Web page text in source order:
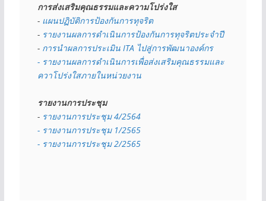
การส่งเสริมคุณธรรมและความโปร่งใส
- แผนปฏิบัติการป้องกันการทุจริต
- รายงานผลการดำเนินการป้องกันการทุจริตประจำปี
- การนำผลการประเมิน ITA ไปสู่การพัฒนาองค์กร
- รายงานผลการดำเนินการเพื่อส่งเสริมคุณธรรมและ
ควาโปร่งใสภายในหน่วยงาน
รายงานการประชุม
- รายงานการประชุม 4/2564
- รายงานการประชุม 1/2565
- รายงานการประชุม 2/2565